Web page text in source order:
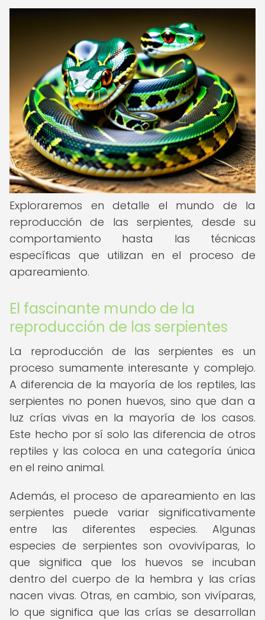
Exploraremos en detalle el mundo de la
reproducción de las serpientes, desde su
comportamiento hasta las técnicas
específicas que utilizan en el proceso de
apareamiento.
El fascinante mundo de la
reproducción de las serpientes
La reproducción de las serpientes es un
proceso sumamente interesante y complejo.
A diferencia de la mayoría de los reptiles, las
serpientes no ponen huevos, sino que dan a
luz crías vivas en la mayoría de los casos.
Este hecho por sí solo las diferencia de otros
reptiles y las coloca en una categoría única
en el reino animal.
Además, el proceso de apareamiento en las
serpientes puede variar significativamente
entre las diferentes especies. Algunas
especies de serpientes son ovovivíparas, lo
que significa que los huevos se incuban
dentro del cuerpo de la hembra y las crías
nacen vivas. Otras, en cambio, son vivíparas,
lo que significa que las crías se desarrollan